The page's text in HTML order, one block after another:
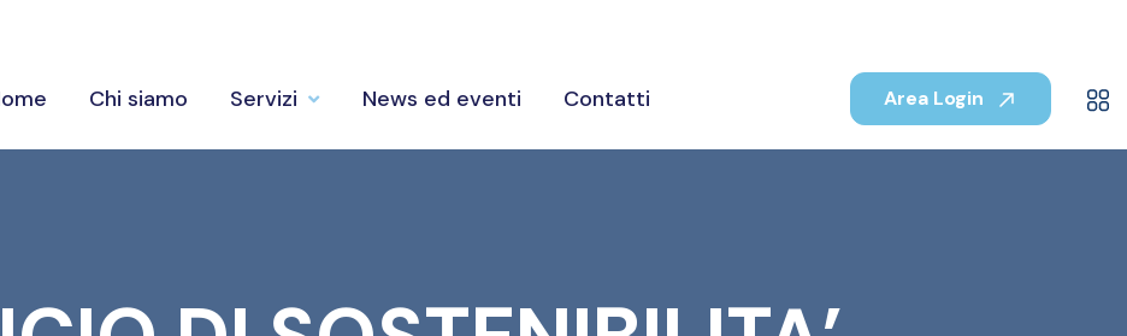
Chi siamo Servizi News ed eventi Contatti Area Login